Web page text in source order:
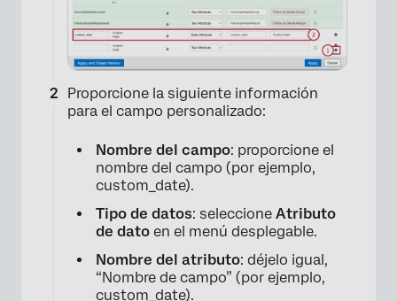
Proporcione la siguiente información
para el campo personalizado:
Nombre del campo: proporcione el
nombre del campo (por ejemplo,
custom_date).
Tipo de datos: seleccione Atributo
de dato en el menú desplegable.
Nombre del atributo: déjelo igual,
“Nombre de campo” (por ejemplo,
custom_date).